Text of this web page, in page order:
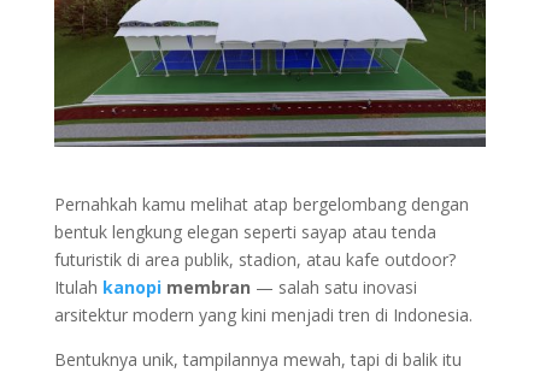
Pernahkah kamu melihat atap bergelombang dengan
bentuk lengkung elegan seperti sayap atau tenda
futuristik di area publik, stadion, atau kafe outdoor?
Itulah kanopimembran — salah satu inovasi
arsitektur modern yang kini menjadi tren di Indonesia.
Bentuknya unik, tampilannya mewah, tapi di balik itu